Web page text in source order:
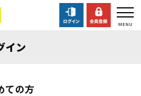
イン
ての方